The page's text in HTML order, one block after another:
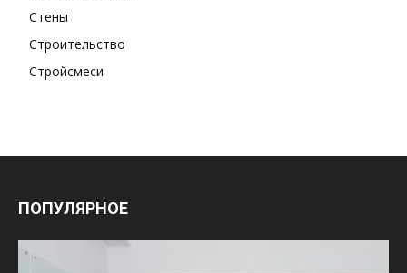
Стены
Строительство
Стройсмеси
ПОПУЛЯРНОЕ